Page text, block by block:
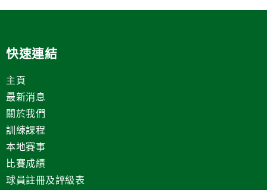
快速連結
主頁
最新消息
關於我們
訓練課程
本地賽事
比賽成績
球員註冊及評級表